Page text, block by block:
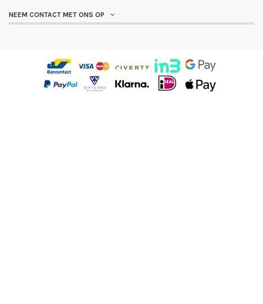
NEEM CONTACT MET ONS OP